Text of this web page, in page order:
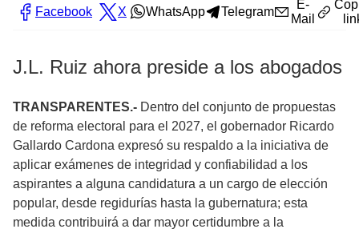
Facebook X WhatsApp Telegram
E-
Mail
J.L. Ruiz ahora preside a los abogados
TRANSPARENTES.- Dentro del conjunto de propuestas
de reforma electoral para el 2027, el gobernador Ricardo
Gallardo Cardona expresó su respaldo a la iniciativa de
aplicar exámenes de integridad y confiabilidad a los
aspirantes a alguna candidatura a un cargo de elección
popular, desde regidurías hasta la gubernatura; esta
medida contribuirá a dar mayor certidumbre a la